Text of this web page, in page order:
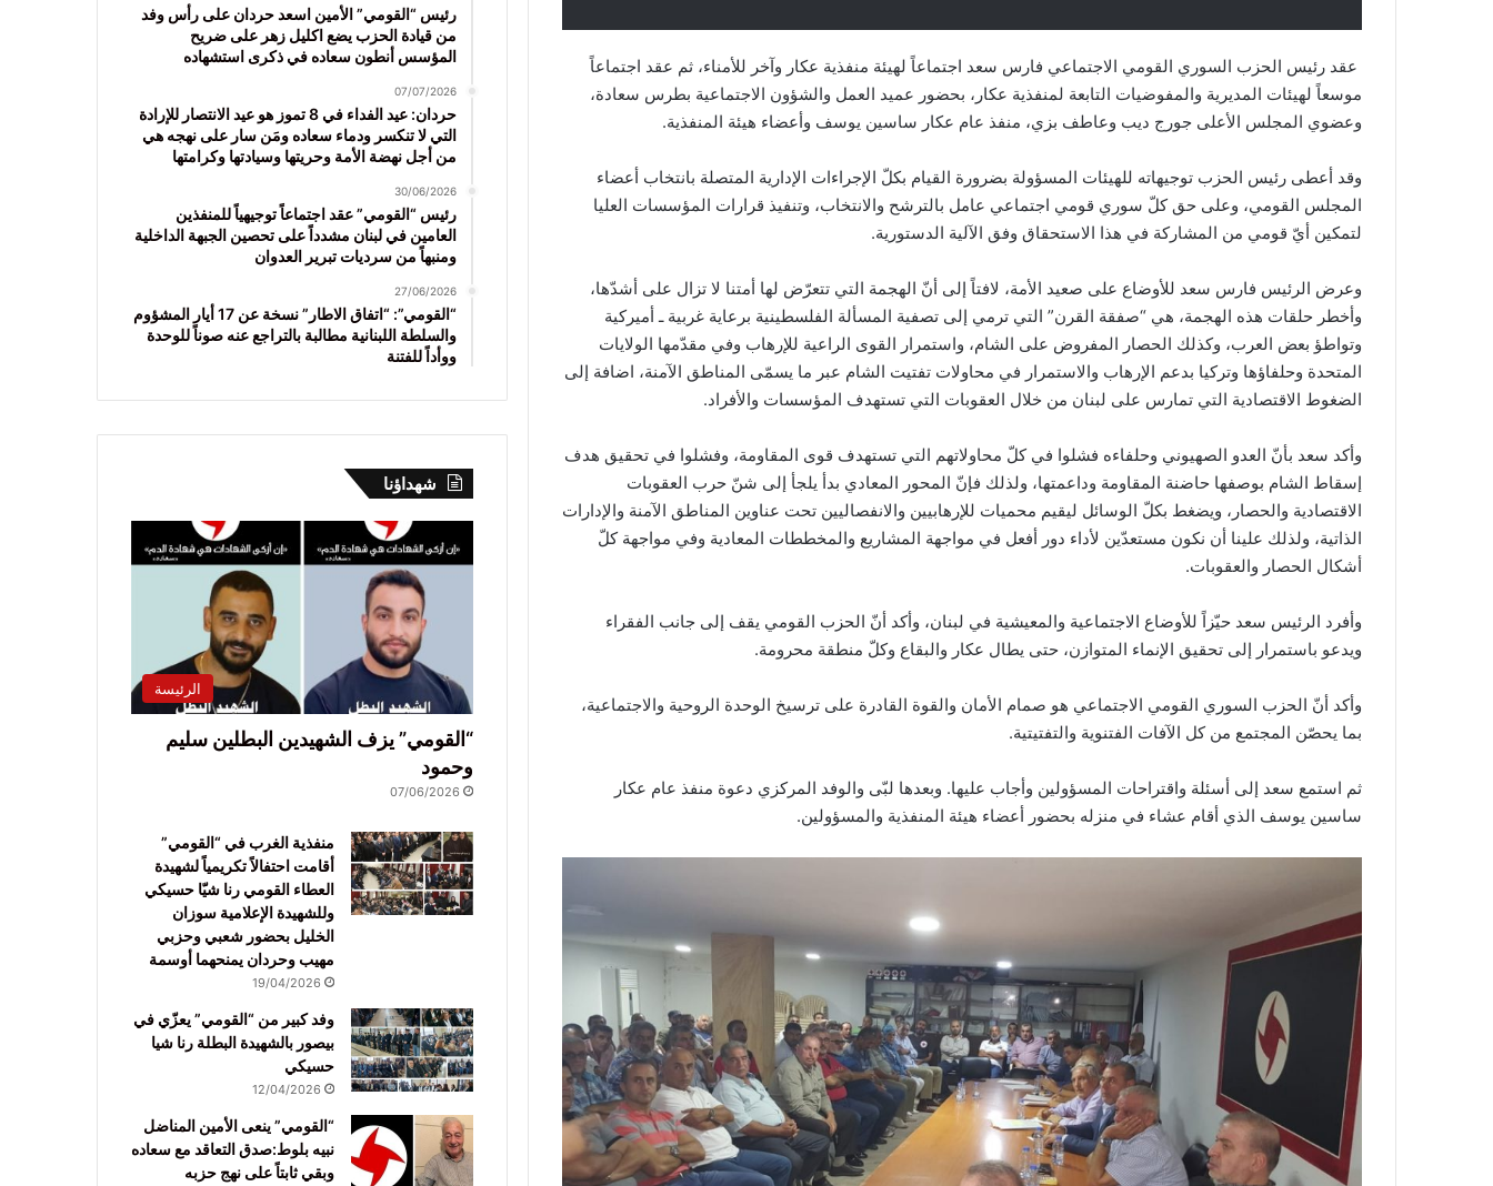
عقد رئيس الحزب السوري القومي الاجتماعي فارس سعد اجتماعاً لهيئة منفذية عكار وآخر للأمناء، ثم عقد اجتماعاً
موسعاً لهيئات المديرية والمفوضيات التابعة لمنفذية عكار، بحضور عميد العمل والشؤون الاجتماعية بطرس سعادة،
وعضوي المجلس الأعلى جورج ديب وعاطف بزي، منفذ عام عكار ساسين يوسف وأعضاء هيئة المنفذية.
وقد أعطى رئيس الحزب توجيهاته للهيئات المسؤولة بضرورة القيام بكلّ الإجراءات الإدارية المتصلة بانتخاب أعضاء
المجلس القومي، وعلى حق كلّ سوري قومي اجتماعي عامل بالترشح والانتخاب، وتنفيذ قرارات المؤسسات العليا
لتمكين أيّ قومي من المشاركة في هذا الاستحقاق وفق الآلية الدستورية.
وعرض الرئيس فارس سعد للأوضاع على صعيد الأمة، لافتاً إلى أنّ الهجمة التي تتعرّض لها أمتنا لا تزال على أشدّها،
وأخطر حلقات هذه الهجمة، هي “صفقة القرن” التي ترمي إلى تصفية المسألة الفلسطينية برعاية غربية ـ أميركية
وتواطؤ بعض العرب، وكذلك الحصار المفروض على الشام، واستمرار القوى الراعية للإرهاب وفي مقدّمها الولايات
المتحدة وحلفاؤها وتركيا بدعم الإرهاب والاستمرار في محاولات تفتيت الشام عبر ما يسمّى المناطق الآمنة، اضافة إلى
الضغوط الاقتصادية التي تمارس على لبنان من خلال العقوبات التي تستهدف المؤسسات والأفراد.
وأكد سعد بأنّ العدو الصهيوني وحلفاءه فشلوا في كلّ محاولاتهم التي تستهدف قوى المقاومة، وفشلوا في تحقيق هدف
إسقاط الشام بوصفها حاضنة المقاومة وداعمتها، ولذلك فإنّ المحور المعادي بدأ يلجأ إلى شنّ حرب العقوبات
الاقتصادية والحصار، ويضغط بكلّ الوسائل ليقيم محميات للإرهابيين والانفصاليين تحت عناوين المناطق الآمنة والإدارات
الذاتية، ولذلك علينا أن نكون مستعدّين لأداء دور أفعل في مواجهة المشاريع والمخططات المعادية وفي مواجهة كلّ
أشكال الحصار والعقوبات.
وأفرد الرئيس سعد حيّزاً للأوضاع الاجتماعية والمعيشية في لبنان، وأكد أنّ الحزب القومي يقف إلى جانب الفقراء
ويدعو باستمرار إلى تحقيق الإنماء المتوازن، حتى يطال عكار والبقاع وكلّ منطقة محرومة.
وأكد أنّ الحزب السوري القومي الاجتماعي هو صمام الأمان والقوة القادرة على ترسيخ الوحدة الروحية والاجتماعية،
بما يحصّن المجتمع من كل الآفات الفتنوية والتفتيتية.
ثم استمع سعد إلى أسئلة واقتراحات المسؤولين وأجاب عليها. وبعدها لبّى والوفد المركزي دعوة منفذ عام عكار
ساسين يوسف الذي أقام عشاء في منزله بحضور أعضاء هيئة المنفذية والمسؤولين.
رئيس “القومي” الأمين اسعد حردان على رأس وفد
من قيادة الحزب يضع اكليل زهر على ضريح
المؤسس أنطون سعاده في ذكرى استشهاده
07/07/2026
حردان: عيد الفداء في 8 تموز هو عيد الانتصار للإرادة
التي لا تنكسر ودماء سعاده ومَن سار على نهجه هي
من أجل نهضة الأمة وحريتها وسيادتها وكرامتها
30/06/2026
رئيس “القومي” عقد اجتماعاً توجيهياً للمنفذين
العامين في لبنان مشدداً على تحصين الجبهة الداخلية
ومنبهاً من سرديات تبرير العدوان
27/06/2026
“القومي”: “اتفاق الاطار” نسخة عن 17 أيار المشؤوم
والسلطة اللبنانية مطالبة بالتراجع عنه صوناً للوحدة
ووأداً للفتنة
شهداؤنا
الرئيسة
“القومي” يزف الشهيدين البطلين سليم
وحمود
07/06/2026
منفذية الغرب في “القومي”
أقامت احتفالاً تكريمياً لشهيدة
العطاء القومي رنا شيّا حسيكي
وللشهيدة الإعلامية سوزان
الخليل بحضور شعبي وحزبي
مهيب وحردان يمنحهما أوسمة
19/04/2026
وفد كبير من “القومي” يعزّي في
بيصور بالشهيدة البطلة رنا شيا
حسيكي
12/04/2026
“القومي” ينعى الأمين المناضل
نبيه بلوط:صدق التعاقد مع سعاده
وبقي ثابتاً على نهج حزبه